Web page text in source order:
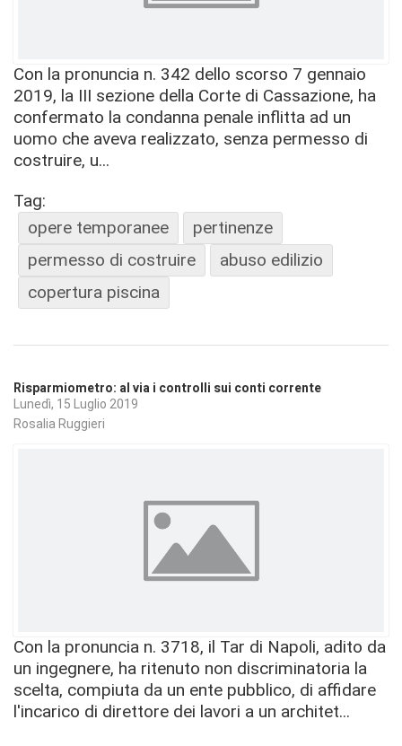
Con la pronuncia n. 342 dello scorso 7 gennaio
2019, la III sezione della Corte di Cassazione, ha
confermato la condanna penale inflitta ad un
uomo che aveva realizzato, senza permesso di
costruire, u...
Tag:
opere temporanee
pertinenze
permesso di costruire
abuso edilizio
copertura piscina
Risparmiometro: al via i controlli sui conti corrente
Lunedì, 15 Luglio 2019
Rosalia Ruggieri
Con la pronuncia n. 3718, il Tar di Napoli, adito da
un ingegnere, ha ritenuto non discriminatoria la
scelta, compiuta da un ente pubblico, di affidare
l'incarico di direttore dei lavori a un architet...